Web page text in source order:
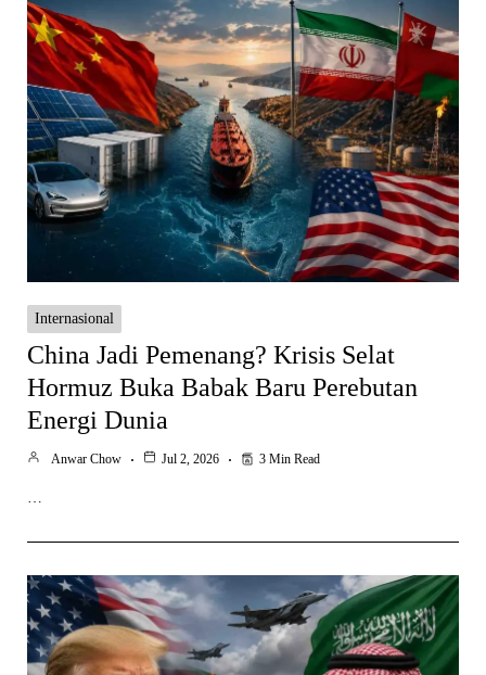
Internasional
China Jadi Pemenang? Krisis Selat
Hormuz Buka Babak Baru Perebutan
Energi Dunia
Anwar Chow Jul 2, 2026 3 Min Read